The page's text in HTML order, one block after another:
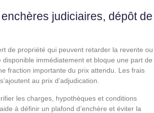
judiciaires, dépôt de
de propriété qui peuvent retarder la revente ou
immédiatement et bloque une part de
fraction importante du prix attendu. Les frais
au prix d’adjudication.
les charges, hypothèques et conditions
à définir un plafond d’enchère et éviter la